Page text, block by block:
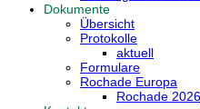
Dokumente
Übersicht
Protokolle
aktuell
Formulare
Rochade Europa
Rochade 2026